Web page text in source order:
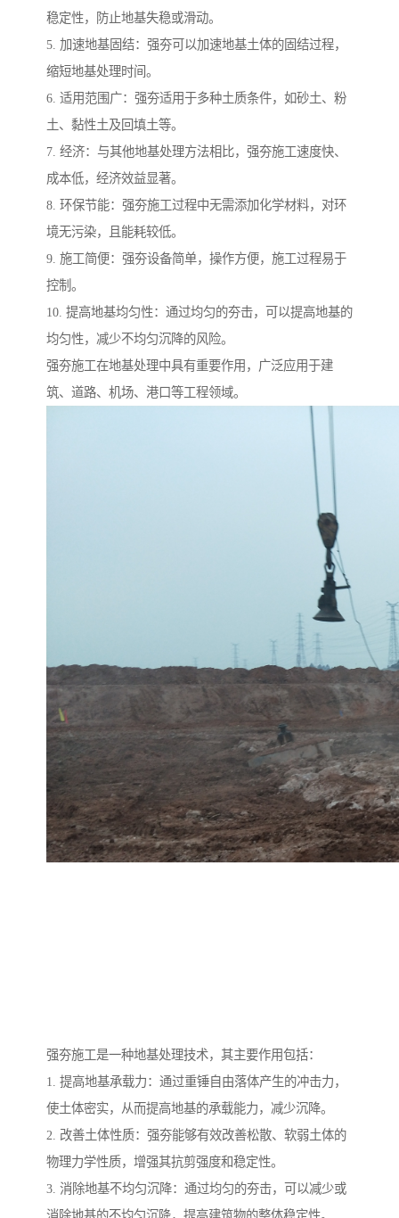
稳定性，防止地基失稳或滑动。
5. 加速地基固结：强夯可以加速地基土体的固结过程，
缩短地基处理时间。
6. 适用范围广：强夯适用于多种土质条件，如砂土、粉
土、黏性土及回填土等。
7. 经济：与其他地基处理方法相比，强夯施工速度快、
成本低，经济效益显著。
8. 环保节能：强夯施工过程中无需添加化学材料，对环
境无污染，且能耗较低。
9. 施工简便：强夯设备简单，操作方便，施工过程易于
控制。
10. 提高地基均匀性：通过均匀的夯击，可以提高地基的
均匀性，减少不均匀沉降的风险。
强夯施工在地基处理中具有重要作用，广泛应用于建
筑、道路、机场、港口等工程领域。
强夯施工是一种地基处理技术，其主要作用包括：
1. 提高地基承载力：通过重锤自由落体产生的冲击力，
使土体密实，从而提高地基的承载能力，减少沉降。
2. 改善土体性质：强夯能够有效改善松散、软弱土体的
物理力学性质，增强其抗剪强度和稳定性。
3. 消除地基不均匀沉降：通过均匀的夯击，可以减少或
消除地基的不均匀沉降，提高建筑物的整体稳定性。